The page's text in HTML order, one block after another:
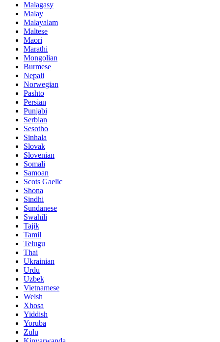
Malagasy
Malay
Malayalam
Maltese
Maori
Marathi
Mongolian
Burmese
Nepali
Norwegian
Pashto
Persian
Punjabi
Serbian
Sesotho
Sinhala
Slovak
Slovenian
Somali
Samoan
Scots Gaelic
Shona
Sindhi
Sundanese
Swahili
Tajik
Tamil
Telugu
Thai
Ukrainian
Urdu
Uzbek
Vietnamese
Welsh
Xhosa
Yiddish
Yoruba
Zulu